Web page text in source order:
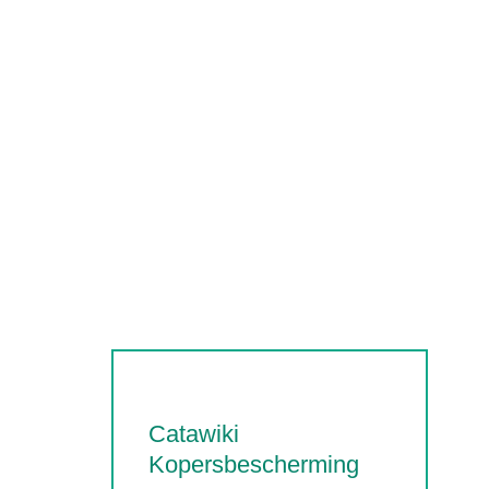
Catawiki
Kopersbescherming